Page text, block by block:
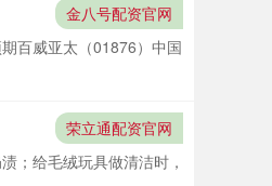
金八号配资官网
百威亚太（01876）中国
荣立通配资官网
；给毛绒玩具做清洁时，